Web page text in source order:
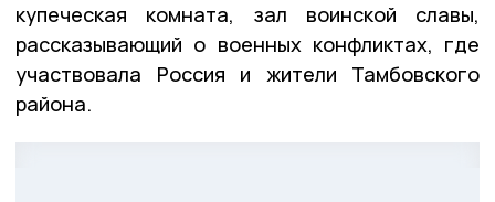
купеческая комната, зал воинской славы,
рассказывающий о военных конфликтах, где
участвовала Россия и жители Тамбовского
района.